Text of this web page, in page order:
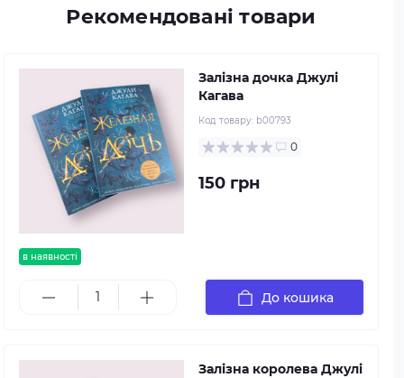
Рекомендовані товари
в наявності
Залізна дочка Джулі
Кагава
Код товару: b00793
0
150 грн
До кошика
Залізна королева Джулі